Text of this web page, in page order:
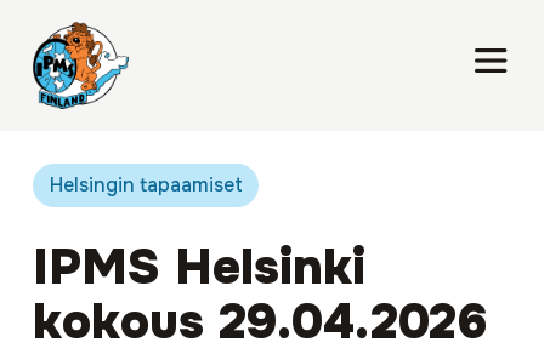
Helsingin tapaamiset
IPMS Helsinki
kokous 29.04.2026